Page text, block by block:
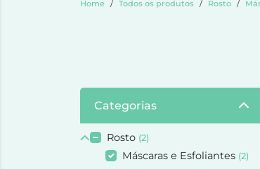
Home Todos os produtos Rosto
Categorias
Rosto (2)
Máscaras e Esfoliantes (2)